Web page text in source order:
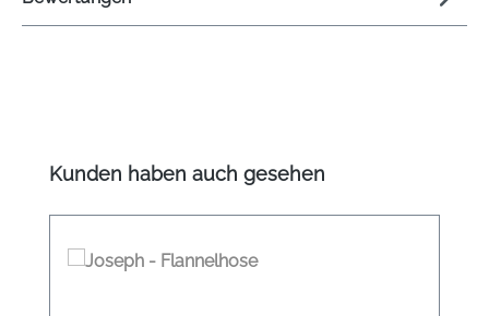
Produktgalerie überspringen
Kunden haben auch gesehen